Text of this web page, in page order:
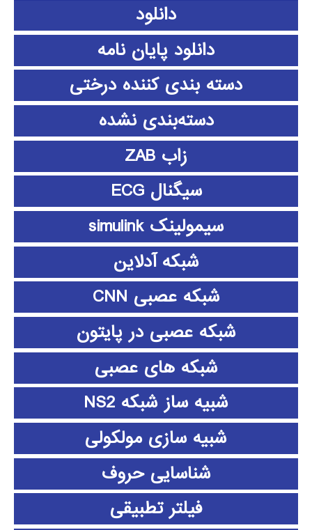
دانلود
دانلود پايان نامه
دسته بندی کننده درختی
دسته‌بندی نشده
زاب ZAB
سیگنال ECG
سیمولینک simulink
شبکه آدلاین
شبکه عصبی CNN
شبکه عصبی در پایتون
شبکه های عصبی
شبیه ساز شبکه NS2
شبیه سازی مولکولی
شناسایی حروف
فیلتر تطبیقی